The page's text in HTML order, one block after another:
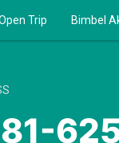
Trip Bimbel